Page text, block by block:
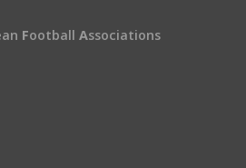
Football Associations